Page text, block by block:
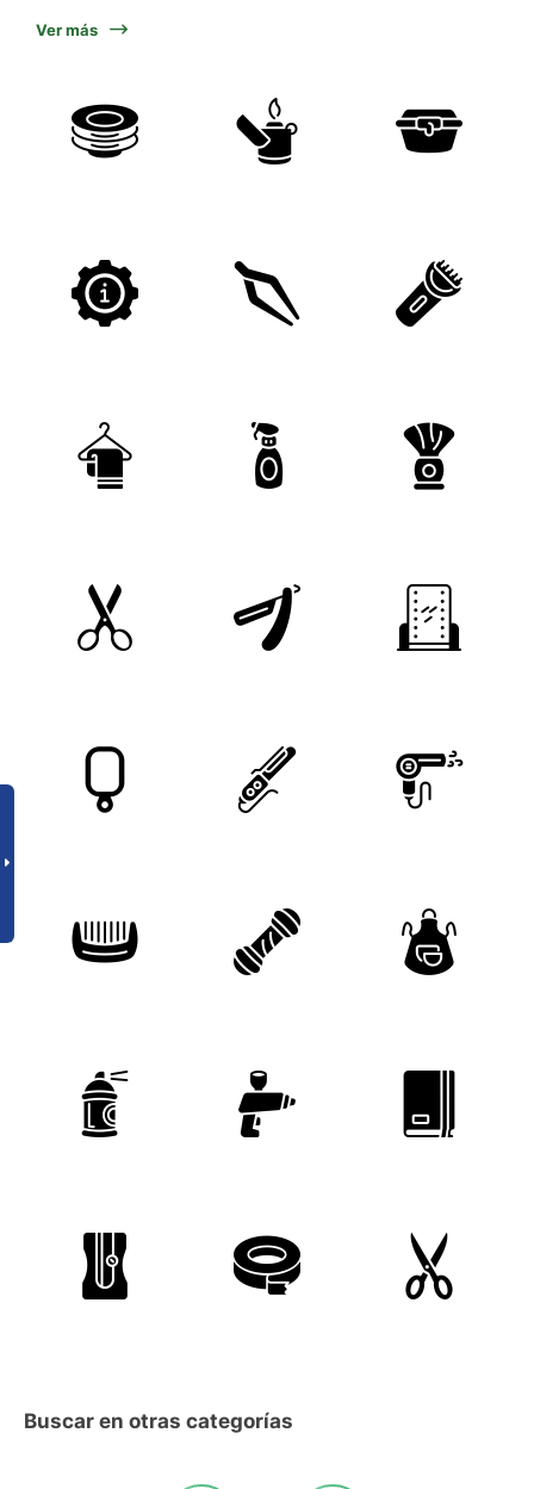
Ver más
Buscar en otras categorías